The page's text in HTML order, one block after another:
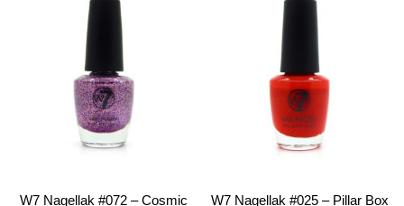
W7 Nagellak #072 – Cosmic
W7 Nagellak #025 – Pillar Box